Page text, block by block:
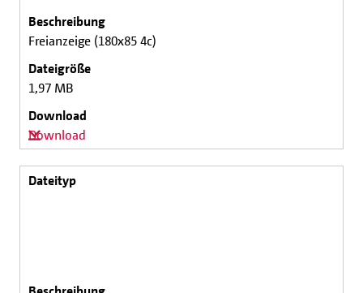
Freianzeige (180x85 4c)
1,97 MB
Download